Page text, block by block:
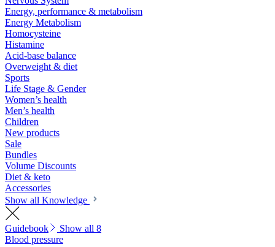
Energy, performance & metabolism
Energy Metabolism
Homocysteine
Histamine
Acid-base balance
Overweight & diet
Sports
Life Stage & Gender
Women’s health
Men’s health
Children
New products
Sale
Bundles
Volume Discounts
Diet & keto
Accessories
Show all Knowledge
Guidebook
Show all 8
Blood pressure